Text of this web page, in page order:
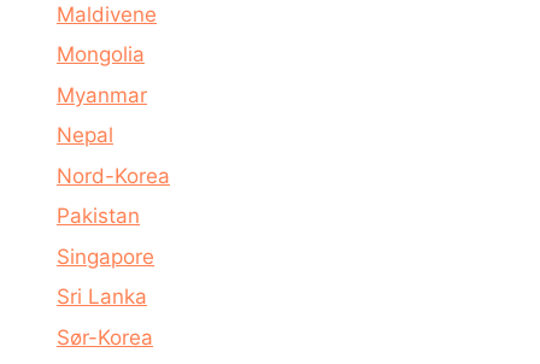
Maldivene
Mongolia
Myanmar
Nepal
Nord-Korea
Pakistan
Singapore
Sri Lanka
Sør-Korea